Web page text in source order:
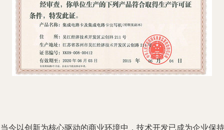
今以创新为核心驱动的商业环境中，技术开发已成为企业保持